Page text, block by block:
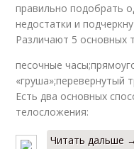
правильно подобрать
недостатки и
Различают 5 основных
песочные
«груша»;перевернутый
Есть два основных
телосложения:
Читать дальше